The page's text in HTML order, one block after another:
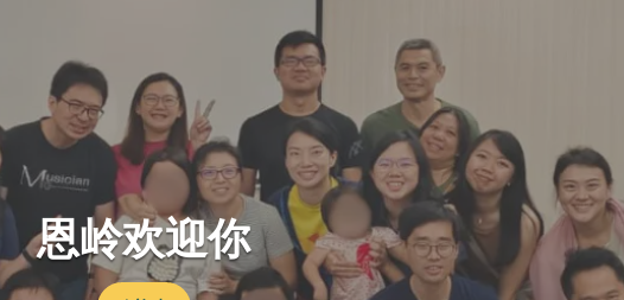
恩岭欢迎你